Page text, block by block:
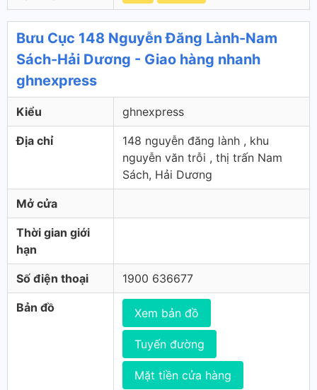
Bưu Cục 148 Nguyễn Đăng Lành-Nam
Sách-Hải Dương - Giao hàng nhanh
ghnexpress
Kiểu ghnexpress
Địa chỉ
148 nguyễn đăng lành , khu
nguyễn văn trỗi , thị trấn Nam
Sách, Hải Dương
Mở cửa
Thời gian giới
hạn
Số điện thoại 1900 636677
Bản đồ Xem bản đồ
Tuyến đường
Mặt tiền cửa hàng